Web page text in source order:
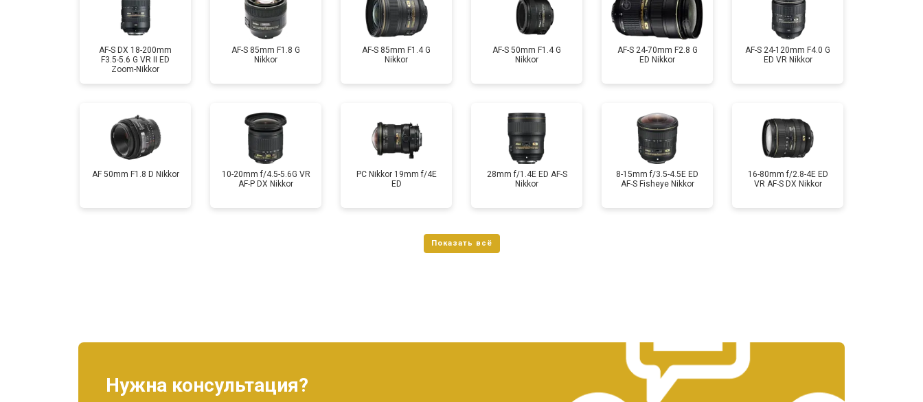
AF-S DX 18-200mm
F3.5-5.6 G VR II ED
Zoom-Nikkor
AF-S 85mm F1.8 G
Nikkor
AF-S 85mm F1.4 G
Nikkor
AF-S 50mm F1.4 G
Nikkor
AF-S 24-70mm F2.8 G
ED Nikkor
AF-S 24-120mm F4.0 G
ED VR Nikkor
AF 50mm F1.8 D Nikkor
10-20mm f/4.5-5.6G VR
AF-P DX Nikkor
PC Nikkor 19mm f/4E
ED
28mm f/1.4E ED AF-S
Nikkor
8-15mm f/3.5-4.5E ED
AF-S Fisheye Nikkor
16-80mm f/2.8-4E ED
VR AF-S DX Nikkor
Нужна консультация?